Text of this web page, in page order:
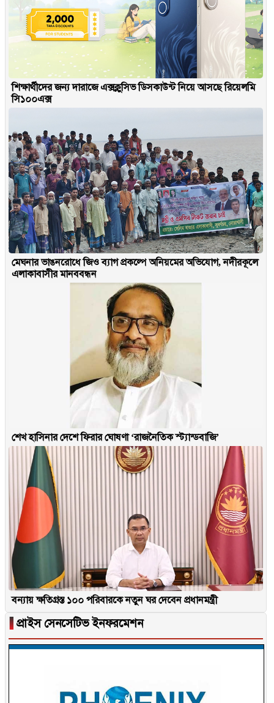
শিক্ষার্থীদের জন্য দারাজে এক্সক্লুসিভ ডিসকাউন্ট নিয়ে আসছে রিয়েলমি
সি১০০এক্স
মেঘনার ভাঙনরোধে জিও ব্যাগ প্রকল্পে অনিয়মের অভিযোগ, নদীরকূলে
এলাকাবাসীর মানববন্ধন
শেখ হাসিনার দেশে ফিরার ঘোষণা ‘রাজনৈতিক স্ট্যান্ডবাজি’
বন্যায় ক্ষতিগ্রস্ত ১০০ পরিবারকে নতুন ঘর দেবেন প্রধানমন্ত্রী
▐ প্রাইস সেনসেটিভ ইনফরমেশন